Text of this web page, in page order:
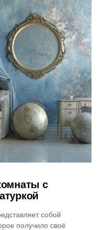
с
собой
получило своё